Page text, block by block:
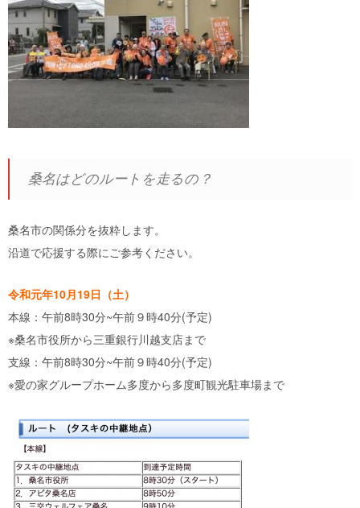
桑名はどのルートを走るの？
桑名市の関係分を抜粋します。
沿道で応援する際にご参考ください。
令和元年10月19日（土）
本線：午前8時30分~午前９時40分(予定)
※桑名市役所から三重銀行川越支店まで
支線：午前8時30分~午前９時40分(予定)
※愛の家グループホーム多度から多度町観光駐車場まで